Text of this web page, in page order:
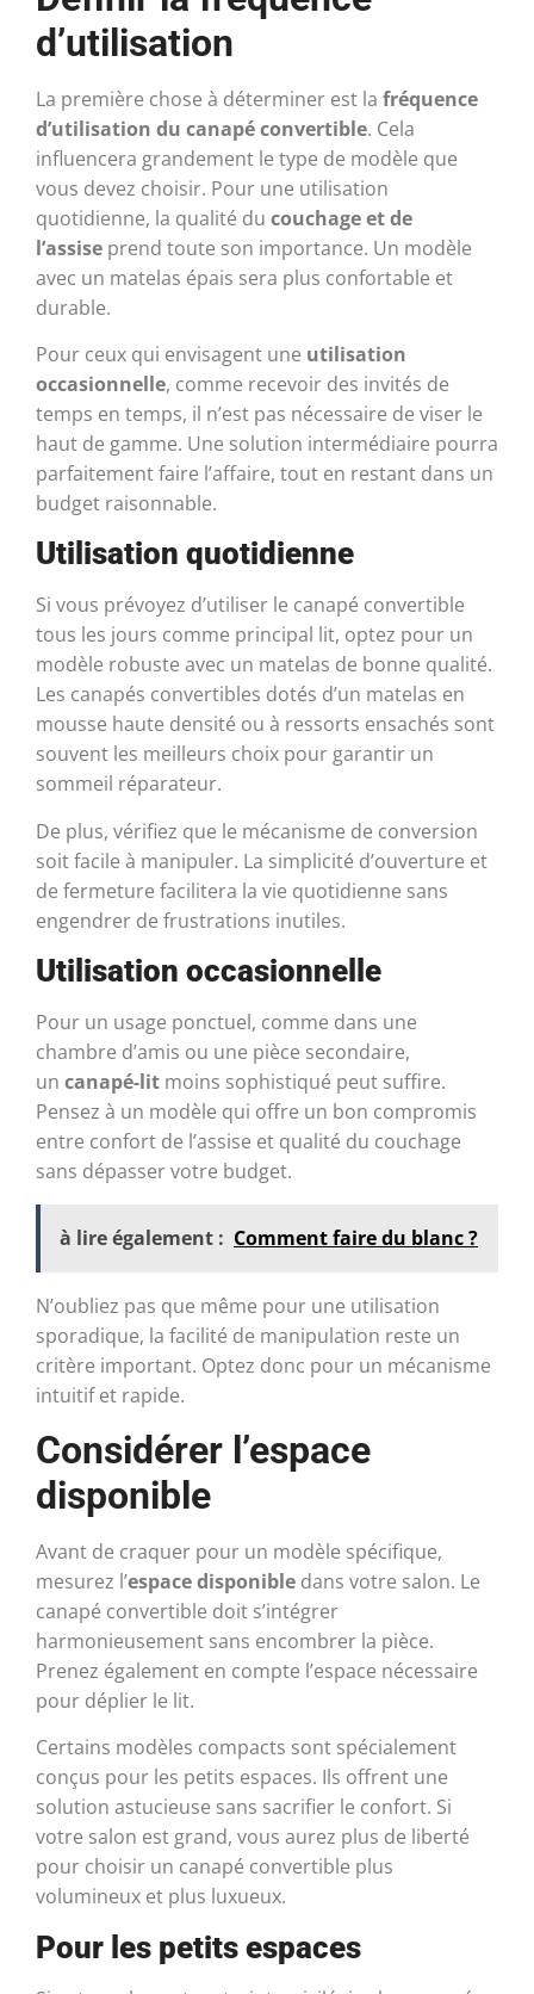
d’utilisation
La première chose à déterminer est la fréquence
d’utilisation du canapé convertible. Cela
influencera grandement le type de modèle que
vous devez choisir. Pour une utilisation
quotidienne, la qualité du couchage et de
l’assise prend toute son importance. Un modèle
avec un matelas épais sera plus confortable et
durable.
Pour ceux qui envisagent une utilisation
occasionnelle, comme recevoir des invités de
temps en temps, il n’est pas nécessaire de viser le
haut de gamme. Une solution intermédiaire pourra
parfaitement faire l’affaire, tout en restant dans un
budget raisonnable.
Utilisation quotidienne
Si vous prévoyez d’utiliser le canapé convertible
tous les jours comme principal lit, optez pour un
modèle robuste avec un matelas de bonne qualité.
Les canapés convertibles dotés d’un matelas en
mousse haute densité ou à ressorts ensachés sont
souvent les meilleurs choix pour garantir un
sommeil réparateur.
De plus, vérifiez que le mécanisme de conversion
soit facile à manipuler. La simplicité d’ouverture et
de fermeture facilitera la vie quotidienne sans
engendrer de frustrations inutiles.
Utilisation occasionnelle
Pour un usage ponctuel, comme dans une
chambre d’amis ou une pièce secondaire,
un canapé-lit moins sophistiqué peut suffire.
Pensez à un modèle qui offre un bon compromis
entre confort de l’assise et qualité du couchage
sans dépasser votre budget.
à lire également : Comment faire du blanc ?
N’oubliez pas que même pour une utilisation
sporadique, la facilité de manipulation reste un
critère important. Optez donc pour un mécanisme
intuitif et rapide.
Considérer l’espace
disponible
Avant de craquer pour un modèle spécifique,
mesurez l’espace disponible dans votre salon. Le
canapé convertible doit s’intégrer
harmonieusement sans encombrer la pièce.
Prenez également en compte l’espace nécessaire
pour déplier le lit.
Certains modèles compacts sont spécialement
conçus pour les petits espaces. Ils offrent une
solution astucieuse sans sacrifier le confort. Si
votre salon est grand, vous aurez plus de liberté
pour choisir un canapé convertible plus
volumineux et plus luxueux.
Pour les petits espaces